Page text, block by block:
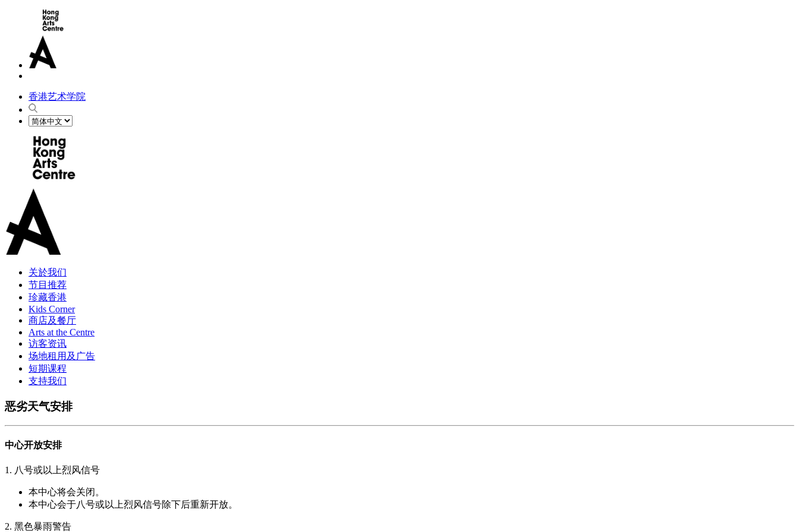
香港艺术学院
关於我们
节目推荐
珍藏香港
Kids Corner
商店及餐厅
Arts at the Centre
访客资讯
场地租用及广告
短期课程
支持我们
恶劣天气安排
中心开放安排
1. 八号或以上烈风信号
本中心将会关闭。
本中心会于八号或以上烈风信号除下后重新开放。
2. 黑色暴雨警告